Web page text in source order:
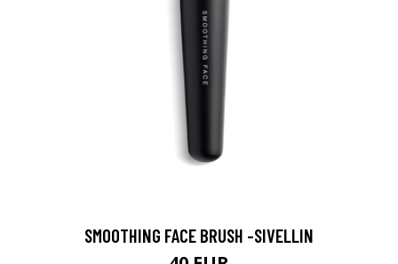
SMOOTHING FACE BRUSH -SIVELLIN